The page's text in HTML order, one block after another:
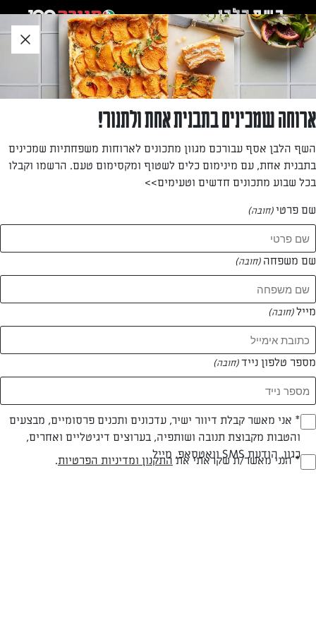
לאזור
תוכן
תחתון
נדב קליין
—
המתכונים של נדב קליין
0 מתכונים
המאמרים של נדב קליין
0 מאמרים
ארוחה שמכינים בתבנית אחת ולתנור!
השף הלבן אסף עבורכם מגוון מתכונים לארוחות משפחתיות שמכינים
בתבנית אחת, עם מינימום כלים לשטוף ומקסימום טעם. הרשמו וקבלו
בכל שבוע מתכונים חדשים וטעימים>>
שם פרטי(חובה)
שם משפחה (חובה)
מייל(חובה)
מספר טלפון נייד(חובה)
(חובה)* אני מאשר קבלת דיוור ישיר, עדכונים ותכנים פרסומיים, מבצעים
והטבות מקבוצת תנובה ושותפיה, בערוצים דיגיטליים ואחרים,
כגון, הודעת SMS וואטסאפ, מייל(חובה)* הנני מאשר/ת שקראתי את התקנון ומדיניות הפרטיות.